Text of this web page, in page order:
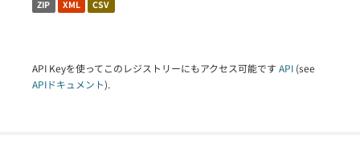
ZIP XML CSV
API Keyを使ってこのレジストリーにもアクセス可能です API (see
APIドキュメント).